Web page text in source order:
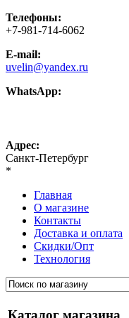
Телефоны:
+7-981-714-6062
E-mail:
uvelin@yandex.ru
WhatsApp:
Адрес:
Санкт-Петербург
*
Главная
О магазине
Контакты
Доставка и оплата
Скидки/Опт
Технология
Каталог магазина